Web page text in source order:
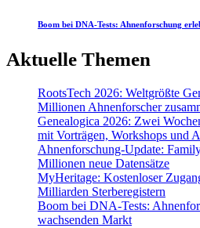
Boom bei DNA-Tests: Ahnenforschung
Aktuelle Themen
RootsTech 2026: Weltgrößte
Millionen Ahnenforscher
Genealogica 2026: Zwei
mit Vorträgen, Workshops und
Ahnenforschung-Update:
Millionen neue Datensätze
MyHeritage: Kostenloser
Milliarden Sterberegistern
Boom bei DNA-Tests:
wachsenden Markt